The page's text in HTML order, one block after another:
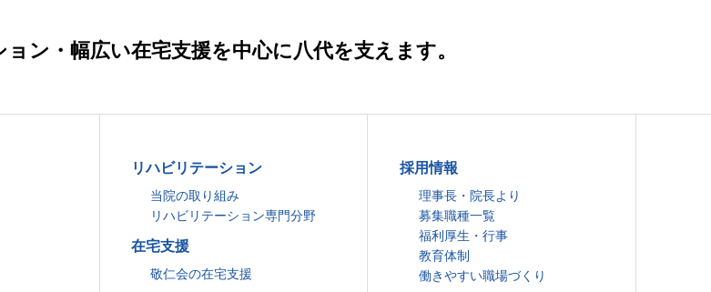
ン・幅広い在宅支援を中心に八代を支えます。
リハビリテーション
当院の取り組み
リハビリテーション専門分野
在宅支援
敬仁会の在宅支援
採用情報
理事長・院長より
募集職種一覧
福利厚生・行事
教育体制
働きやすい職場づくり